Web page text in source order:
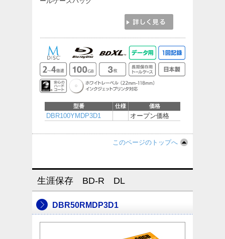
型番 仕様 価格
DBR100YMDP3D1 オープン価格
このページのトップへ
生涯保存 BD-R DL
DBR50RMDP3D1